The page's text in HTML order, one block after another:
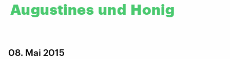
Augustines und Honig
08. Mai 2015